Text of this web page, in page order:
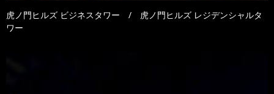
虎ノ門ヒルズ ビジネスタワー / 虎ノ門ヒルズ レジデンシャルタ
ワー